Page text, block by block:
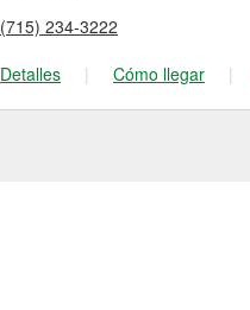
(715) 234-3222
Detalles
| Cómo llegar |